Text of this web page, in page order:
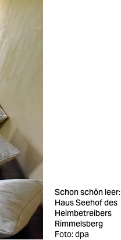
Schon schön leer:
Haus Seehof des
Heimbetreibers
Rimmelsberg
Foto: dpa